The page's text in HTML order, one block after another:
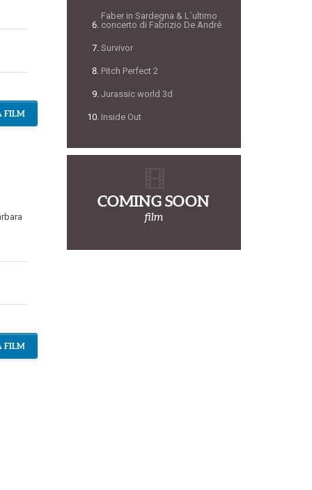
FILM
FILM
Faber in Sardegna & L´ultimo
concerto di Fabrizio De André
Survivor
Pitch Perfect 2
Jurassic world 3d
Inside Out
COMING SOON
film